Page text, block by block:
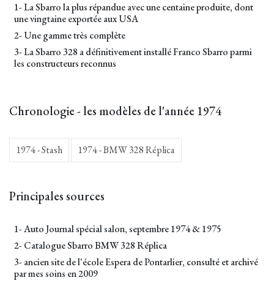
1- La Sbarro la plus répandue avec une centaine produite, dont
une vingtaine exportée aux USA
2- Une gamme très complète
3- La Sbarro 328 a définitivement installé Franco Sbarro parmi
les constructeurs reconnus
Chronologie - les modèles de l'année 1974
1974 - Stash 1974 - BMW 328 Réplica
Principales sources
1- Auto Journal spécial salon, septembre 1974 & 1975
2- Catalogue Sbarro BMW 328 Réplica
3- ancien site de l'école Espera de Pontarlier, consulté et archivé
par mes soins en 2009